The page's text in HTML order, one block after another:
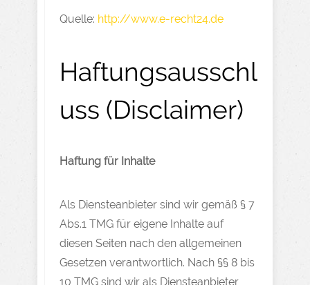
Quelle: http://www.e-recht24.de
Haftungsausschl
uss (Disclaimer)
Haftung für Inhalte
Als Diensteanbieter sind wir gemäß § 7
Abs.1 TMG für eigene Inhalte auf
diesen Seiten nach den allgemeinen
Gesetzen verantwortlich. Nach §§ 8 bis
10 TMG sind wir als Diensteanbieter